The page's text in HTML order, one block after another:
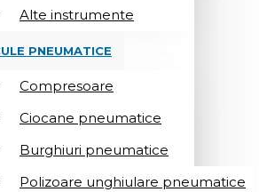
Alte instrumente
PNEUMATICE
Compresoare
Ciocane pneumatice
Burghiuri pneumatice
Polizoare unghiulare pneumatice